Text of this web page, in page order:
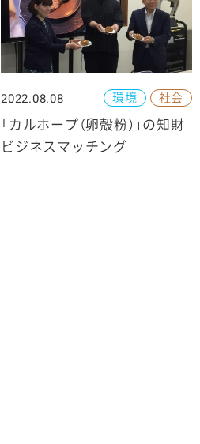
環境 社会
2022.08.08
「カルホープ（卵殻粉）」の知財
ビジネスマッチング